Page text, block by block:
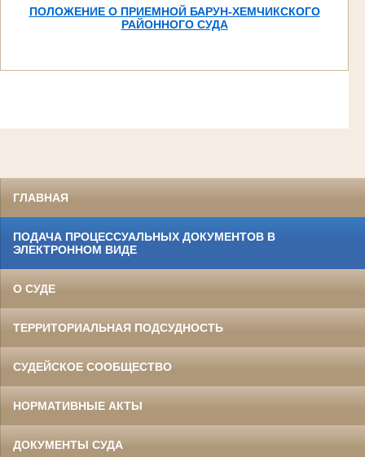
ПОЛОЖЕНИЕ О ПРИЕМНОЙ БАРУН-ХЕМЧИКСКОГО
РАЙОННОГО СУДА
ГЛАВНАЯ
ПОДАЧА ПРОЦЕССУАЛЬНЫХ ДОКУМЕНТОВ В
ЭЛЕКТРОННОМ ВИДЕ
О СУДЕ
ТЕРРИТОРИАЛЬНАЯ ПОДСУДНОСТЬ
СУДЕЙСКОЕ СООБЩЕСТВО
НОРМАТИВНЫЕ АКТЫ
ДОКУМЕНТЫ СУДА